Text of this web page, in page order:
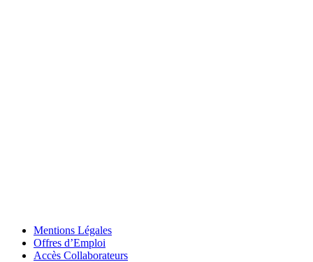
Mentions Légales
Offres d’Emploi
Accès Collaborateurs